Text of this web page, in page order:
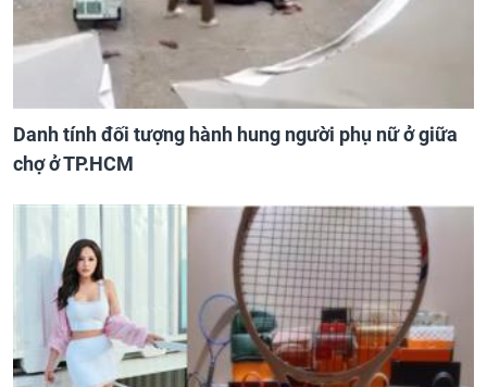
Danh tính đối tượng hành hung người phụ nữ ở giữa
chợ ở TP.HCM